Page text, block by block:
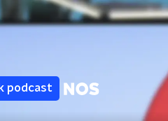
podcast